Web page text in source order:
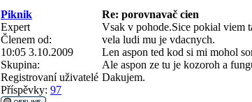
Piknik Re: porovnavač cien
Expert
Členem od:
10:05 3.10.2009
Skupina:
Registrovaní uživatelé
Příspěvky: 97
Vsak v pohode.Sice pokial viem
vela ludi mu je vdacnych.
Len aspon ted kod si mi mohol
Ale aspon ze tu je kozoroh a
Dakujem.